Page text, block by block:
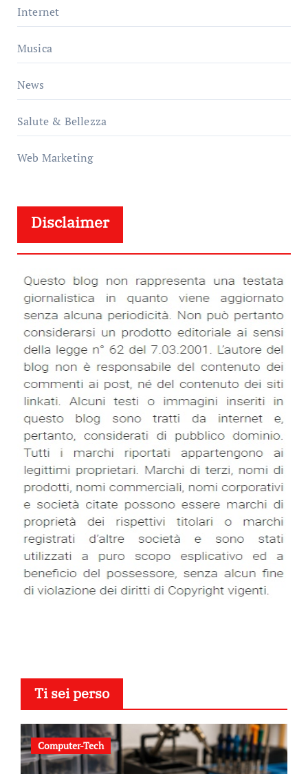
Internet
Musica
News
Salute & Bellezza
Web Marketing
Disclaimer
Ti sei perso
Computer-Tech